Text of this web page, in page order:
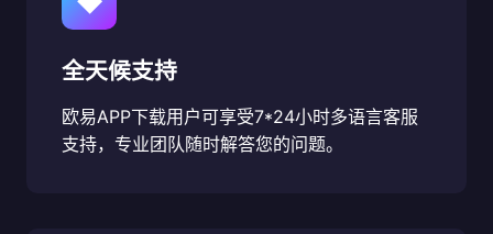
全天候支持
欧易APP下载用户可享受7*24小时多语言客服
支持，专业团队随时解答您的问题。